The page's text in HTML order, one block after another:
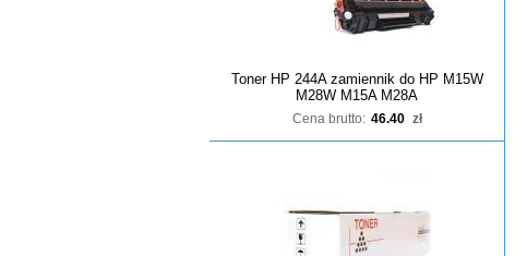
Toner HP 244A zamiennik do HP M15W
M28W M15A M28A
Cena brutto: 46.40 zł